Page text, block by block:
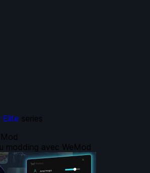
modding avec WeMod
Elite series